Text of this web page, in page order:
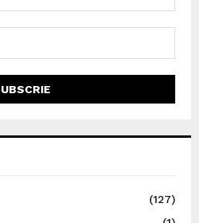
(127)